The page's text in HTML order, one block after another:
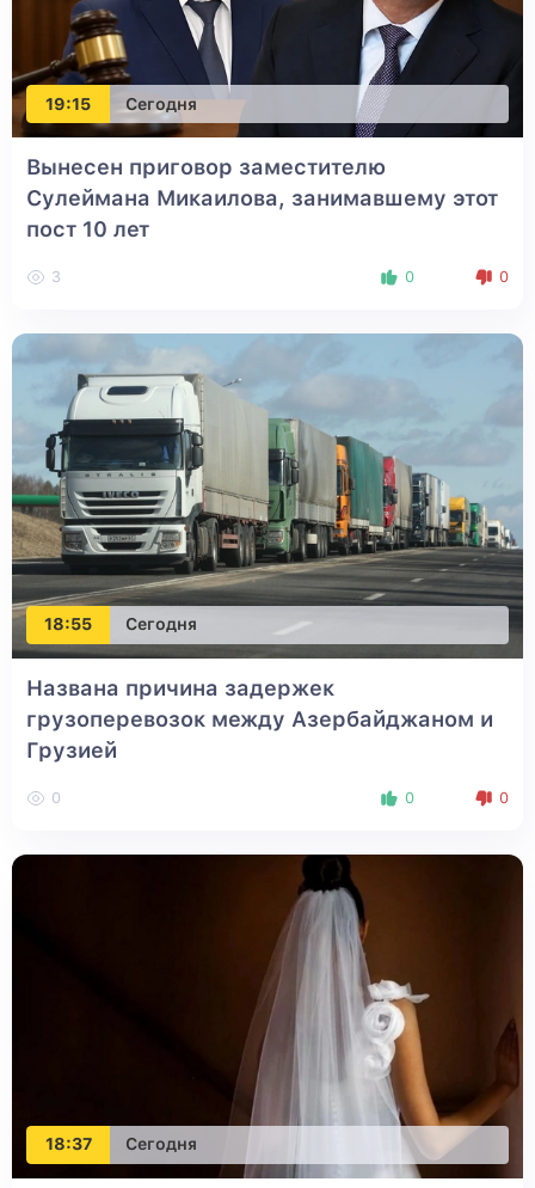
19:15 Сегодня
Вынесен приговор заместителю
Сулеймана Микаилова, занимавшему этот
пост 10 лет
3 0 0
18:55 Сегодня
Названа причина задержек
грузоперевозок между Азербайджаном и
Грузией
0 0 0
18:37 Сегодня